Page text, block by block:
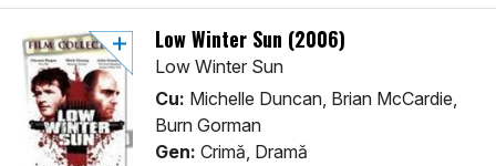
Low Winter Sun (2006)
Low Winter Sun
Cu: Michelle Duncan, Brian McCardie,
Burn Gorman
Gen: Crimă, Dramă